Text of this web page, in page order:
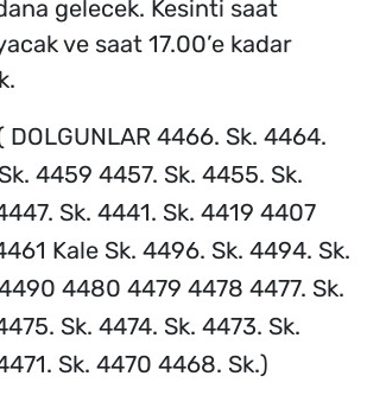
gelecek. Kesinti saat
ve saat 17.00’e kadar
DOLGUNLAR 4466. Sk. 4464.
4459 4457. Sk. 4455. Sk.
Sk. 4441. Sk. 4419 4407
Kale Sk. 4496. Sk. 4494. Sk.
4480 4479 4478 4477. Sk.
Sk. 4474. Sk. 4473. Sk.
Sk. 4470 4468. Sk.)